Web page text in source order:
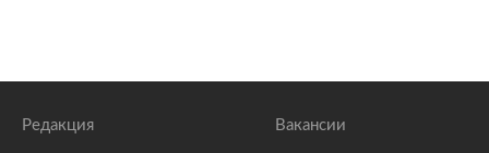
Редакция Вакансии